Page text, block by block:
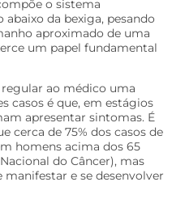
o sistema
da bexiga, pesando
aproximado de uma
um papel fundamental
ao médico uma
casos é que, em estágios
apresentar sintomas. É
cerca de 75% dos casos de
homens acima dos 65
do Câncer), mas
manifestar e se desenvolver